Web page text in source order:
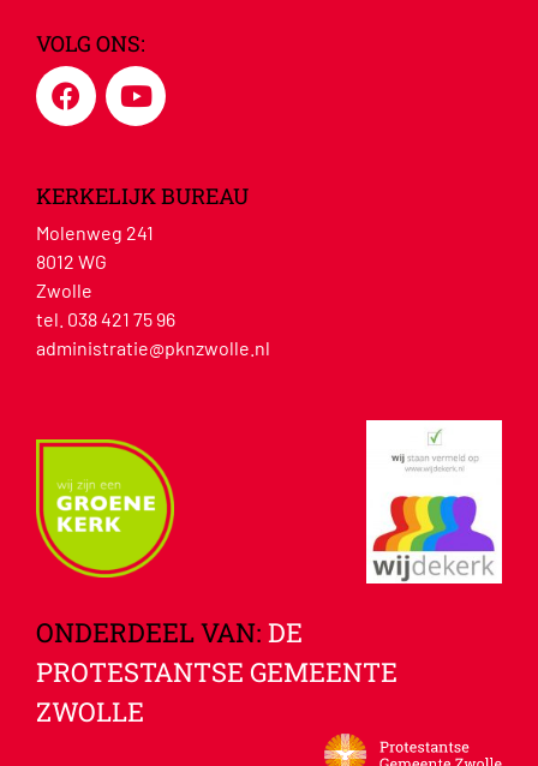
VOLG ONS:
KERKELIJK BUREAU
Molenweg 241
8012 WG
Zwolle
tel. 038 421 75 96
administratie@pknzwolle.nl
ONDERDEEL VAN: DE
PROTESTANTSE GEMEENTE
ZWOLLE